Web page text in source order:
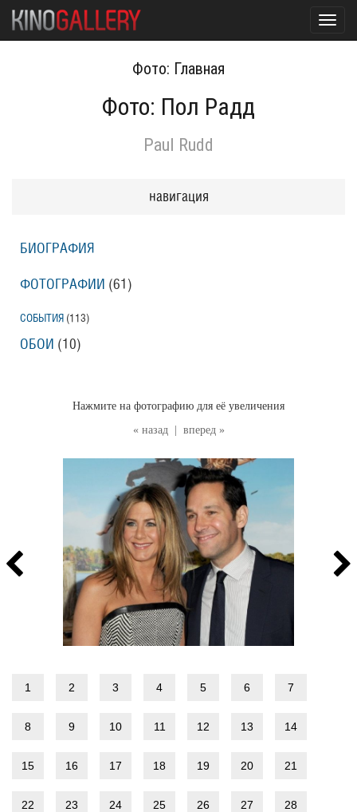
Фото: Главная
Фото: Пол Радд
Paul Rudd
« назад вперед »
Нажмите на фотографию для её увеличения
1 2 3 4 5 6 7
8 9 10 11 12 13 14
15 16 17 18 19 20 21
22 23 24 25 26 27 28
навигация
БИОГРАФИЯ
ФОТОГРАФИИ (61 )
СОБЫТИЯ (113)
ОБОИ (10)